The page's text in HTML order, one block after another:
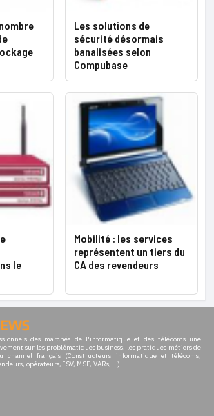
Les solutions de
sécurité désormais
banalisées selon
Compubase
le
Mobilité : les services
représentent un tiers du
CA des revendeurs
des marchés de l'informatique et des télécoms une
sur les problématiques business, les pratiques métiers de
channel français (Constructeurs informatique et télécoms,
opérateurs, ISV, MSP, VARs,...)